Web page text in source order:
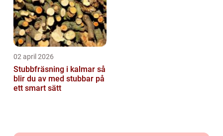
02 april 2026
Stubbfräsning i kalmar så
blir du av med stubbar på
ett smart sätt